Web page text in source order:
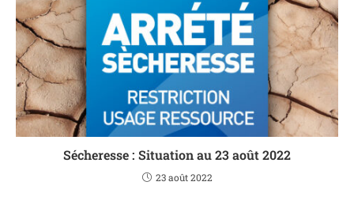
Sécheresse : Situation au 23 août 2022
23 août 2022